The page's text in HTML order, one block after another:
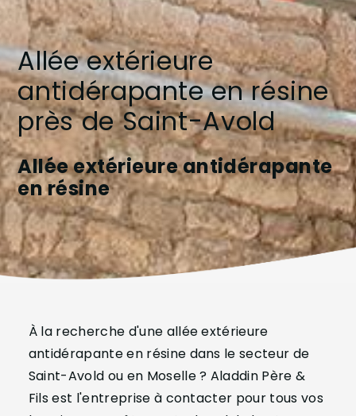
Allée extérieure
antidérapante en résine
près de Saint-Avold
Allée extérieure antidérapante
en résine
À la recherche d'une allée extérieure
antidérapante en résine dans le secteur de
Saint-Avold ou en Moselle ? Aladdin Père &
Fils est l'entreprise à contacter pour tous vos